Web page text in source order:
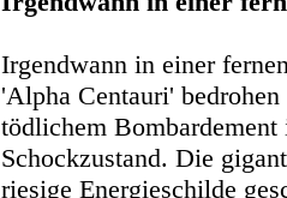
Irgendwann in einer
'Alpha Centauri'
tödlichem Bombardement
Schockzustand. Die
riesige Energieschilde